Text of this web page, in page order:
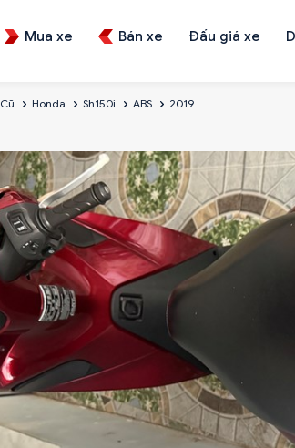
Mua xe Bán xe Đấu giá xe
Cũ Honda Sh150i ABS 2019